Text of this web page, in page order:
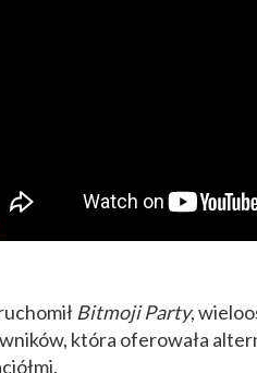
Bitmoji Party,
która oferowała